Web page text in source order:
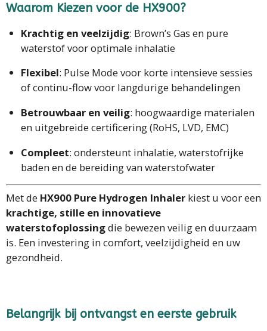
Waarom Kiezen voor de HX900?
Krachtig en veelzijdig: Brown’s Gas en pure
waterstof voor optimale inhalatie
Flexibel: Pulse Mode voor korte intensieve sessies
of continu-flow voor langdurige behandelingen
Betrouwbaar en veilig: hoogwaardige materialen
en uitgebreide certificering (RoHS, LVD, EMC)
Compleet: ondersteunt inhalatie, waterstofrijke
baden en de bereiding van waterstofwater
Met de HX900 Pure Hydrogen Inhaler kiest u voor een
krachtige, stille en innovatieve
waterstofoplossingdie bewezen veilig en duurzaam
is. Een investering in comfort, veelzijdigheid en uw
gezondheid.
Belangrijk bij ontvangst en eerste gebruik